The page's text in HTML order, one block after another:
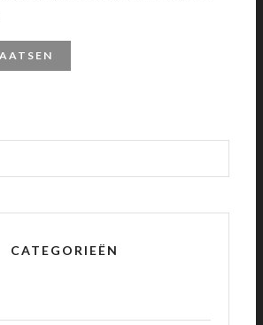
CATEGORIEËN